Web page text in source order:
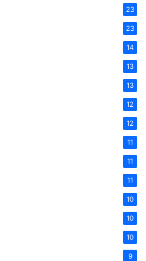
23
23
14
13
13
12
12
11
11
11
10
10
10
9